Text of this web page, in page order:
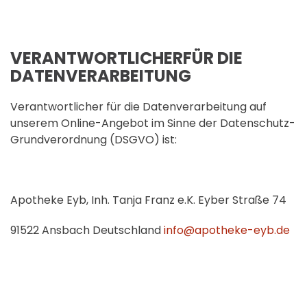
VERANTWORTLICHERFÜR DIE
DATENVERARBEITUNG
Verantwortlicher für die Datenverarbeitung auf
unserem Online-Angebot im Sinne der Datenschutz-
Grundverordnung (DSGVO) ist:
Apotheke Eyb, Inh. Tanja Franz e.K. Eyber Straße 74
91522 Ansbach Deutschlandinfo@apotheke-eyb.de